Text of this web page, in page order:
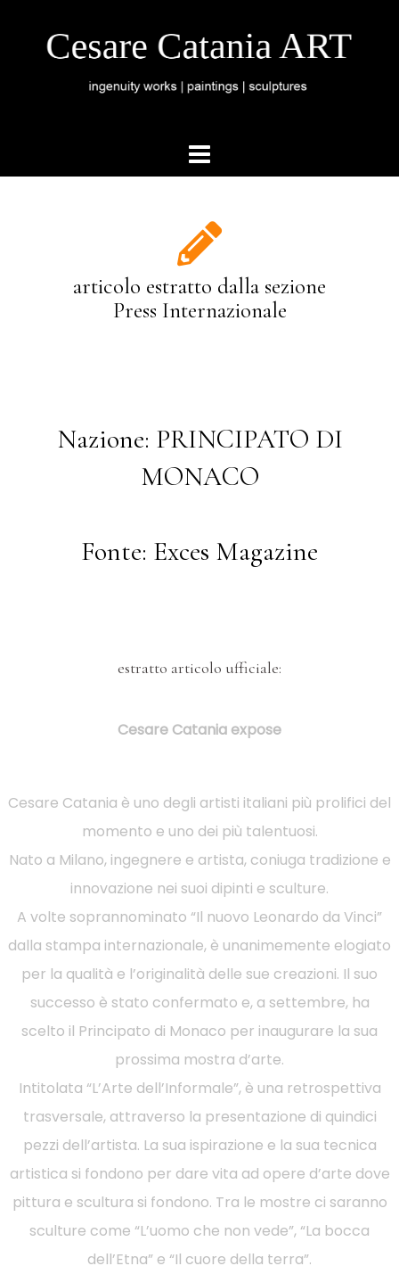
articolo estratto dalla sezione
Press Internazionale
Nazione: PRINCIPATO DI
MONACO
Fonte: Exces Magazine
estratto articolo ufficiale:
Cesare Catania expose
Cesare Catania è uno degli artisti italiani più prolifici del
momento e uno dei più talentuosi.
Nato a Milano, ingegnere e artista, coniuga tradizione e
innovazione nei suoi dipinti e sculture.
A volte soprannominato “Il nuovo Leonardo da Vinci”
dalla stampa internazionale, è unanimemente elogiato
per la qualità e l’originalità delle sue creazioni. Il suo
successo è stato confermato e, a settembre, ha
scelto il Principato di Monaco per inaugurare la sua
prossima mostra d’arte.
Intitolata “L’Arte dell’Informale”, è una retrospettiva
trasversale, attraverso la presentazione di quindici
pezzi dell’artista. La sua ispirazione e la sua tecnica
artistica si fondono per dare vita ad opere d’arte dove
pittura e scultura si fondono. Tra le mostre ci saranno
sculture come “L’uomo che non vede”, “La bocca
dell’Etna” e “Il cuore della terra”.